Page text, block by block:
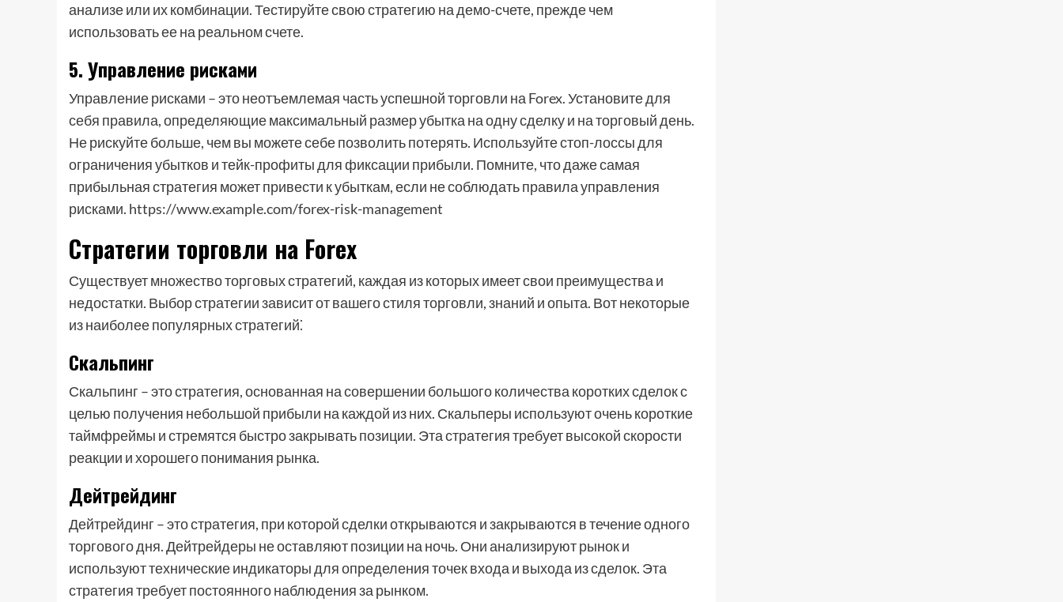
анализе или их комбинации. Тестируйте свою стратегию на демо-счете, прежде чем
использовать ее на реальном счете.
5. Управление рисками
Управление рисками – это неотъемлемая часть успешной торговли на Forex. Установите для
себя правила, определяющие максимальный размер убытка на одну сделку и на торговый день.
Не рискуйте больше, чем вы можете себе позволить потерять. Используйте стоп-лоссы для
ограничения убытков и тейк-профиты для фиксации прибыли. Помните, что даже самая
прибыльная стратегия может привести к убыткам, если не соблюдать правила управления
рисками. https://www.example.com/forex-risk-management
Стратегии торговли на Forex
Существует множество торговых стратегий, каждая из которых имеет свои преимущества и
недостатки. Выбор стратегии зависит от вашего стиля торговли, знаний и опыта. Вот некоторые
из наиболее популярных стратегий⁚
Скальпинг
Скальпинг – это стратегия, основанная на совершении большого количества коротких сделок с
целью получения небольшой прибыли на каждой из них. Скальперы используют очень короткие
таймфреймы и стремятся быстро закрывать позиции. Эта стратегия требует высокой скорости
реакции и хорошего понимания рынка.
Дейтрейдинг
Дейтрейдинг – это стратегия, при которой сделки открываются и закрываются в течение одного
торгового дня. Дейтрейдеры не оставляют позиции на ночь. Они анализируют рынок и
используют технические индикаторы для определения точек входа и выхода из сделок. Эта
стратегия требует постоянного наблюдения за рынком.